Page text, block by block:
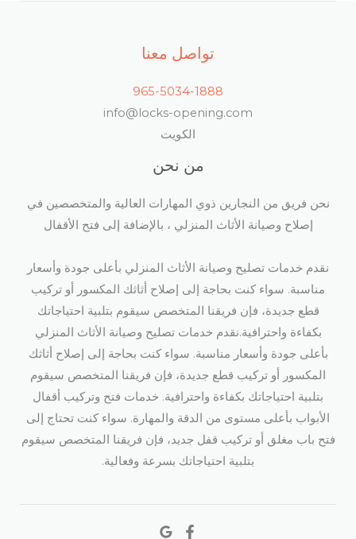
تواصل معنا
965-5034-1888
info@locks-opening.com
الكويت
من نحن
نحن فريق من النجارين ذوي المهارات العالية والمتخصصين في
إصلاح وصيانة الأثاث المنزلي ، بالإضافة إلى فتح الأقفال​
نقدم خدمات تصليح وصيانة الأثاث المنزلي بأعلى جودة وأسعار
مناسبة. سواء كنت بحاجة إلى إصلاح أثاثك المكسور أو تركيب
قطع جديدة، فإن فريقنا المتخصص سيقوم بتلبية احتياجاتك
بكفاءة واحترافية.نقدم خدمات تصليح وصيانة الأثاث المنزلي
بأعلى جودة وأسعار مناسبة. سواء كنت بحاجة إلى إصلاح أثاثك
المكسور أو تركيب قطع جديدة، فإن فريقنا المتخصص سيقوم
بتلبية احتياجاتك بكفاءة واحترافية. خدمات فتح وتركيب أقفال
الأبواب بأعلى مستوى من الدقة والمهارة. سواء كنت تحتاج إلى
فتح باب مغلق أو تركيب قفل جديد، فإن فريقنا المتخصص سيقوم
بتلبية احتياجاتك بسرعة وفعالية.